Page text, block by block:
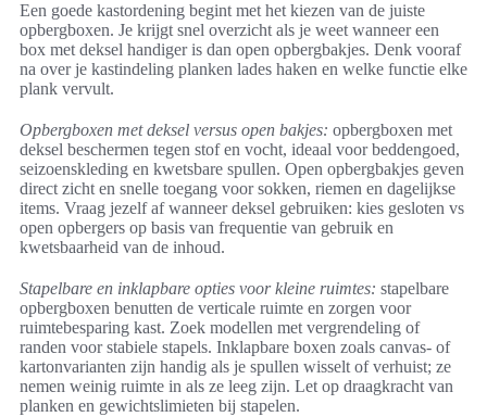
Een goede kastordening begint met het kiezen van de juiste
opbergboxen. Je krijgt snel overzicht als je weet wanneer een
box met deksel handiger is dan open opbergbakjes. Denk vooraf
na over je kastindeling planken lades haken en welke functie elke
plank vervult.
Opbergboxen met deksel versus open bakjes: opbergboxen met
deksel beschermen tegen stof en vocht, ideaal voor beddengoed,
seizoenskleding en kwetsbare spullen. Open opbergbakjes geven
direct zicht en snelle toegang voor sokken, riemen en dagelijkse
items. Vraag jezelf af wanneer deksel gebruiken: kies gesloten vs
open opbergers op basis van frequentie van gebruik en
kwetsbaarheid van de inhoud.
Stapelbare en inklapbare opties voor kleine ruimtes: stapelbare
opbergboxen benutten de verticale ruimte en zorgen voor
ruimtebesparing kast. Zoek modellen met vergrendeling of
randen voor stabiele stapels. Inklapbare boxen zoals canvas- of
kartonvarianten zijn handig als je spullen wisselt of verhuist; ze
nemen weinig ruimte in als ze leeg zijn. Let op draagkracht van
planken en gewichtslimieten bij stapelen.